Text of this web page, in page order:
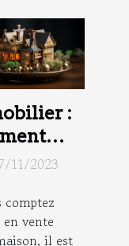
:
?
11/2023
comptez
vente
il est